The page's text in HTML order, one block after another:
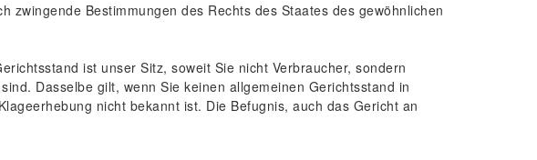
Bestimmungen des Rechts des Staates des gewöhnlichen
ist unser Sitz, soweit Sie nicht Verbraucher, sondern
Dasselbe gilt, wenn Sie keinen allgemeinen Gerichtsstand in
nicht bekannt ist. Die Befugnis, auch das Gericht an